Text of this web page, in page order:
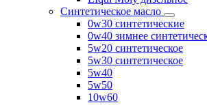
Синтетическое масло
0w30 синтетические
0w40 зимнее
5w20 синтетическое
5w30 синтетическое
5w40
5w50
10w60